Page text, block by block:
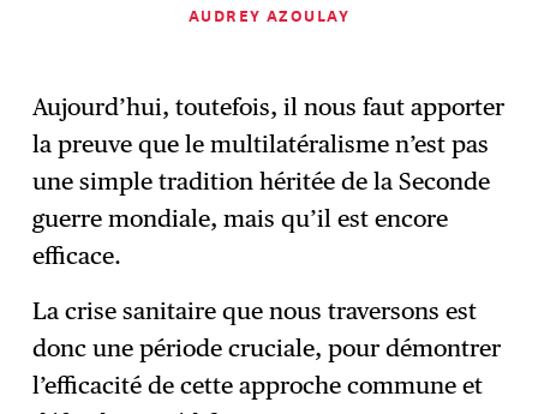
AUDREY AZOULAY
Aujourd’hui, toutefois, il nous faut apporter
la preuve que le multilatéralisme n’est pas
une simple tradition héritée de la Seconde
guerre mondiale, mais qu’il est encore
efficace.
La crise sanitaire que nous traversons est
donc une période cruciale, pour démontrer
l’efficacité de cette approche commune et